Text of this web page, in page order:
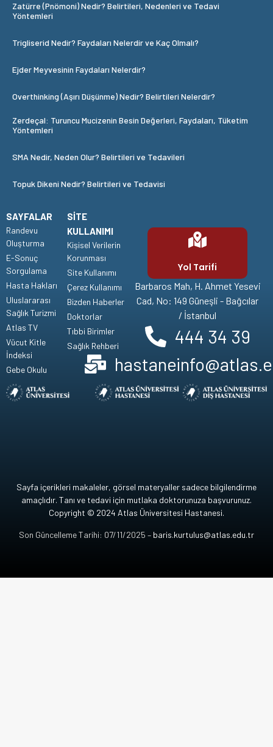
Zatürre (Pnömoni) Nedir? Belirtileri, Nedenleri ve Tedavi
Yöntemleri
Trigliserid Nedir? Faydaları Nelerdir ve Kaç Olmalı?
Ejder Meyvesinin Faydaları Nelerdir?
Overthinking (Aşırı Düşünme) Nedir? Belirtileri Nelerdir?
Zerdeçal: Turuncu Mucizenin Besin Değerleri, Faydaları, Tüketim
Yöntemleri
SMA Nedir, Neden Olur? Belirtileri ve Tedavileri
Topuk Dikeni Nedir? Belirtileri ve Tedavisi
SAYFALAR
Randevu
Oluşturma
E-Sonuç
Sorgulama
Hasta Hakları
Uluslararası
Sağlık Turizmi
Atlas TV
Vücut Kitle
İndeksi
Gebe Okulu
SITE
KULLANIMI
Kişisel Verilerin
Korunması
Site Kullanımı
Çerez Kullanımı
Bizden Haberler
Doktorlar
Tıbbi Birimler
Sağlık Rehberi
Yol Tarifi
Barbaros Mah, H. Ahmet Yesevi
Cad, No: 149 Güneşli - Bağcılar
/ İstanbul
444 34 39
Sayfa içerikleri makaleler, görsel materyaller sadece bilgilendirme
amaçlıdır. Tanı ve tedavi için mutlaka doktorunuza başvurunuz.
Copyright © 2024 Atlas Üniversitesi Hastanesi.
Son Güncelleme Tarihi: 07/11/2025 – baris.kurtulus@atlas.edu.tr